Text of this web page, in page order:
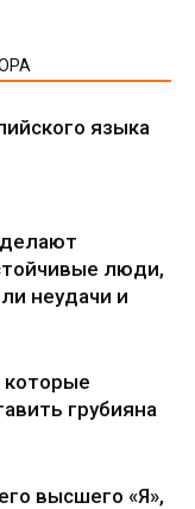
языка
люди,
неудачи и
которые
грубияна
высшего «Я»,